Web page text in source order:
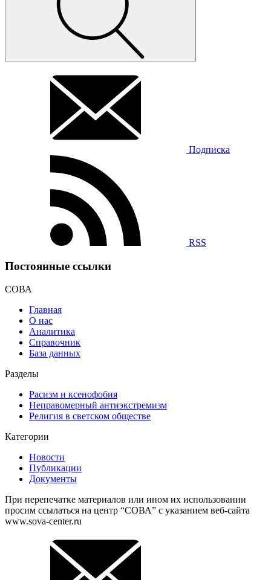
Подписка
RSS
Постоянные ссылки
СОВА
Главная
О нас
Аналитика
Справочник
База данных
Разделы
Расизм и ксенофобия
Неправомерный антиэкстремизм
Религия в светском обществе
Категории
Новости
Публикации
Документы
При перепечатке материалов или ином их использовании
просим ссылаться на центр “СОВА” с указанием веб-сайта
www.sova-center.ru